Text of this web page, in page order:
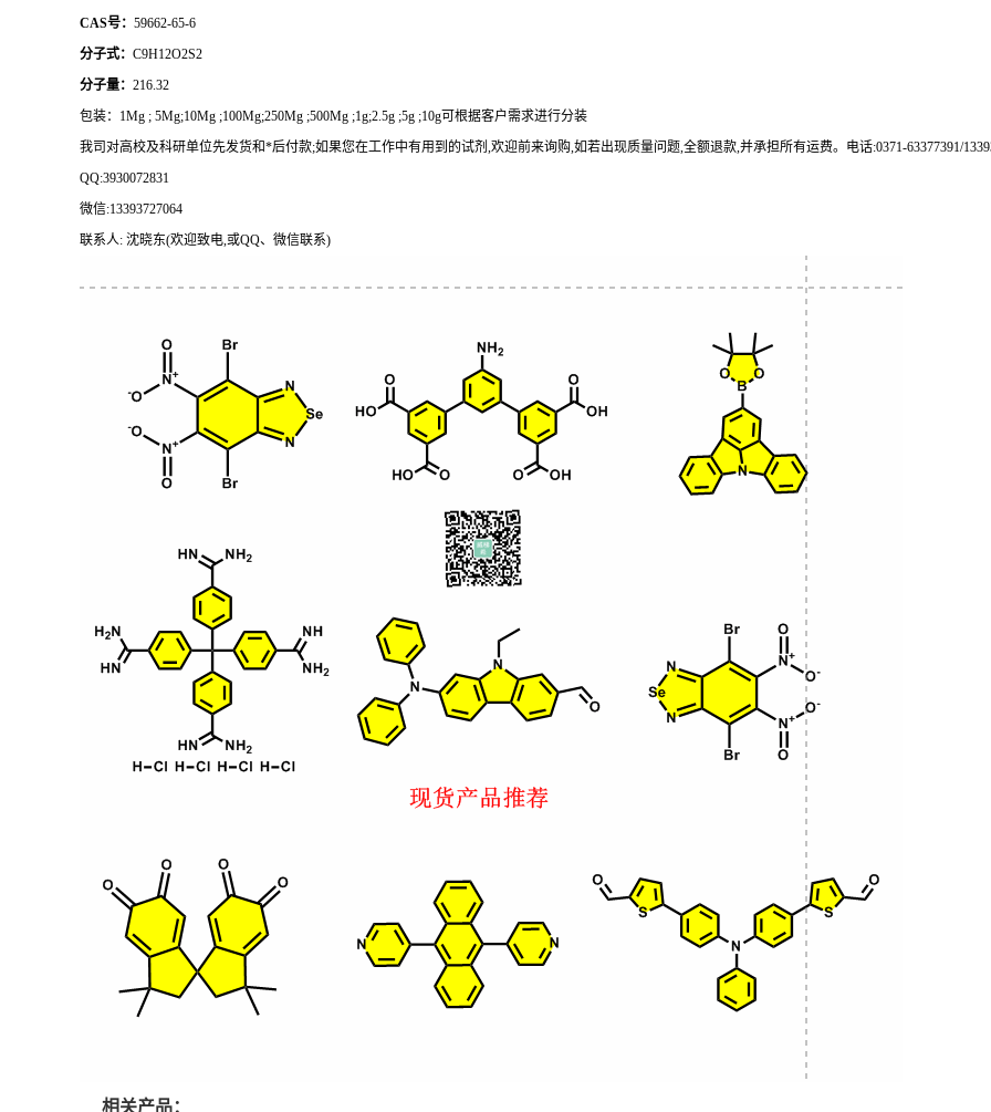
CAS号： 59662-65-6
分子式： C9H12O2S2
分子量： 216.32
包装： 1Mg ; 5Mg;10Mg ;100Mg;250Mg ;500Mg ;1g;2.5g ;5g ;10g可根据客户需求进行分装
我司对高校及科研单位先发货和*后付款;如果您在工作中有用到的试剂,欢迎前来询购,如若出现质量问题,全额退款,并承担所有运费。电话:0371-63377391/
QQ:3930072831
微信:13393727064
联系人: 沈晓东(欢迎致电,或QQ、微信联系)
相关产品：